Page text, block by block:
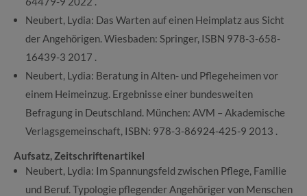
Neubert, Lydia: Das Warten auf einen Heimplatz aus Sicht
der Angehörigen. Wiesbaden: Springer, ISBN 978-3-658-
16439-3 2017 .
Neubert, Lydia: Beratung in Alten- und Pflegeheimen vor
einem Heimeinzug. Ergebnisse einer bundesweiten
Befragung in Deutschland. München: AVM – Akademische
Verlagsgemeinschaft, ISBN: 978-3-86924-425-9 2013 .
Aufsatz, Zeitschriftenartikel
Neubert, Lydia: Im Spannungsfeld zwischen Pflege, Familie
und Beruf. Typologie pflegender Angehöriger von Menschen